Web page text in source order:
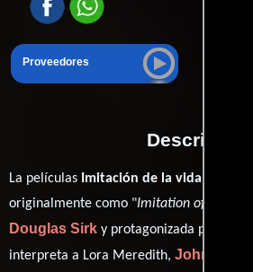
Proveedores
Descripción
La películas Imitación de la vida
originalmente como "Imitation of Life
Douglas Sirk y protagonizada por
interpreta a Lora Meredith, John Gavin